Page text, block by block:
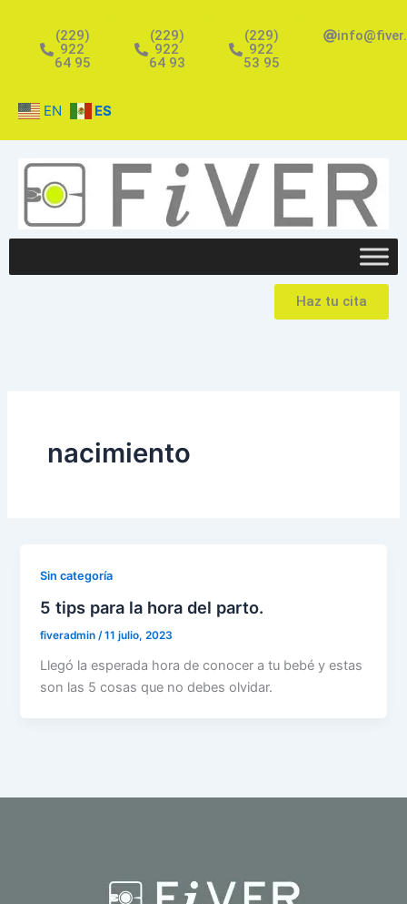
contenido
(229)
922
64 95
(229)
922
64 93
(229)
922
53 95
EN ES
Haz tu cita
nacimiento
Sin categoría
5 tips para la hora del parto.
fiveradmin/11 julio, 2023
Llegó la esperada hora de conocer a tu bebé y estas
son las 5 cosas que no debes olvidar.